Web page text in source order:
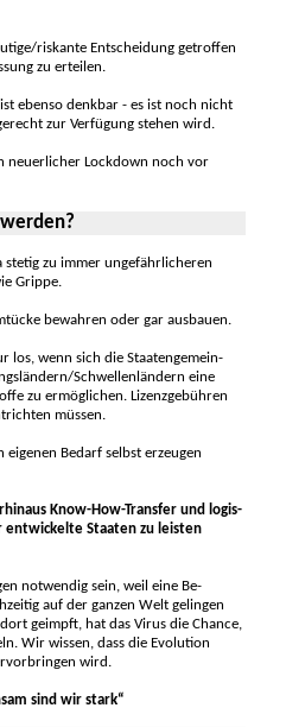
riskante Entschei­dung getroffen
zu erteilen.
ebenso denkbar - es ist noch nicht
zur Verfügung stehen wird.
neuerlicher Lock­down noch vor
stetig zu immer ungefähr­liche­ren
Grippe.
bewahren oder gar aus­bauen.
los, wenn sich die Staaten­gemein­
Schwellen­ländern eine
zu ermög­lichen. Lizenz­gebühren
müssen.
Bedarf selbst er­zeugen
Know-How-Transfer und logis­
Staaten zu leisten
not­wendig sein, weil eine Be­
auf der ganzen Welt gelingen
ge­impft, hat das Virus die Chance,
Wir wissen, dass die Evolu­tion
wird.
sind wir stark“